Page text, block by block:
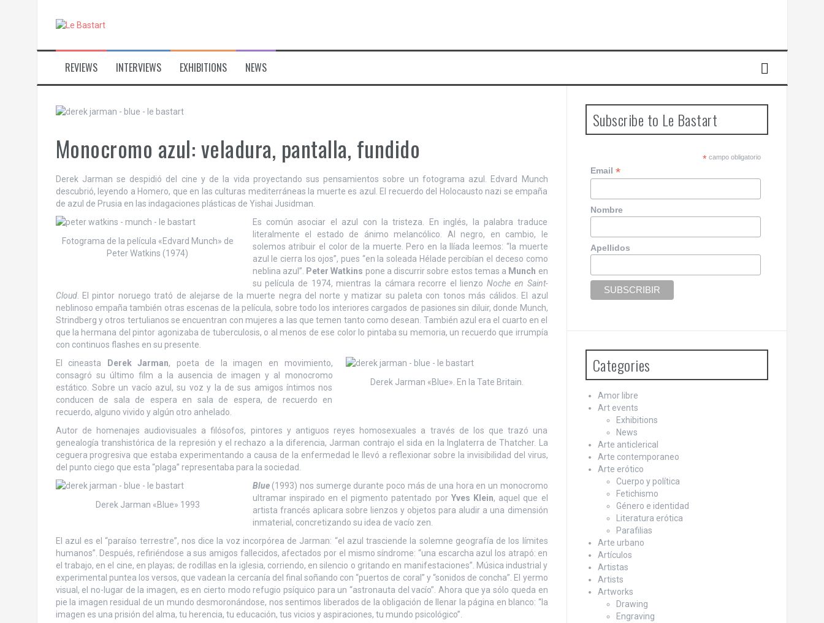
REVIEWS INTERVIEWS EXHIBITIONS NEWS
Monocromo azul: veladura, pantalla, fundido
Derek Jarman se despidió del cine y de la vida proyectando sus pensamientos sobre un fotograma azul. Edvard Munch
descubrió, leyendo a Homero, que en las culturas mediterráneas la muerte es azul. El recuerdo del Holocausto nazi se empaña
de azul de Prusia en las indagaciones plásticas de Yishai Jusidman.
Fotograma de la película «Edvard Munch» de
Peter Watkins (1974)
Es común asociar el azul con la tristeza. En inglés, la palabra traduce
literalmente el estado de ánimo melancólico. Al negro, en cambio, le
solemos atribuir el color de la muerte. Pero en la Ilíada leemos: “la muerte
azul le cierra los ojos”, pues “en la soleada Hélade percibían el deceso como
neblina azul”. Peter Watkins pone a discurrir sobre estos temas a Munch en
su película de 1974, mientras la cámara recorre el lienzoNoche en Saint-
Cloud. El pintor noruego trató de alejarse de la muerte negra del norte y matizar su paleta con tonos más cálidos. El azul
neblinoso empaña también otras escenas de la película, sobre todo los interiores cargados de pasiones sin diluir, donde Munch,
Strindberg y otros tertulianos se encuentran con mujeres a las que temen tanto como desean. También azul era el cuarto en el
que la hermana del pintor agonizaba de tuberculosis, o al menos de ese color lo pintaba su memoria, un recuerdo que irrumpía
con continuos flashes en su presente.
Derek Jarman «Blue». En la Tate Britain.
El cineasta Derek Jarman, poeta de la imagen en movimiento,
consagró su último film a la ausencia de imagen y al monocromo
estático. Sobre un vacío azul, su voz y la de sus amigos íntimos nos
conducen de sala de espera en sala de espera, de recuerdo en
recuerdo, alguno vivido y algún otro anhelado.
Autor de homenajes audiovisuales a filósofos, pintores y antiguos reyes homosexuales a través de los que trazó una
genealogía transhistórica de la represión y el rechazo a la diferencia, Jarman contrajo el sida en la Inglaterra de Thatcher. La
ceguera progresiva que estaba experimentando a causa de la enfermedad le llevó a reflexionar sobre la invisibilidad del virus,
del punto ciego que esta “plaga” representaba para la sociedad.
Derek Jarman «Blue» 1993
Blue (1993) nos sumerge durante poco más de una hora en un monocromo
ultramar inspirado en el pigmento patentado por Yves Klein, aquel que el
artista francés aplicara sobre lienzos y objetos para aludir a una dimensión
inmaterial, concretizando su idea de vacío zen.
El azul es el “paraíso terrestre”, nos dice la voz incorpórea de Jarman: “el azul trasciende la solemne geografía de los límites
humanos”. Después, refiriéndose a sus amigos fallecidos, afectados por el mismo síndrome: “una escarcha azul los atrapó: en
el trabajo, en el cine, en playas; de rodillas en la iglesia, corriendo, en silencio o gritando en manifestaciones”. Música industrial y
experimental puntea los versos, que vadean la cercanía del final soñando con “puertos de coral” y “sonidos de concha”. El yermo
visual, el no-lugar de la imagen, es en cierto modo refugio psíquico para un “astronauta del vacío”. Ahora que ya sólo queda en
pie la imagen residual de un mundo desmoronándose, nos sentimos liberados de la obligación de llenar la página en blanco: “la
imagen es una prisión del alma, tu herencia, tu educación, tus vicios y aspiraciones, tu mundo psicológico”.
Subscribe to Le Bastart
*campo obligatorio
Email*
Nombre
Apellidos
Categories
Amor libre
Art events
Exhibitions
News
Arte anticlerical
Arte contemporaneo
Arte erótico
Cuerpo y política
Fetichismo
Género e identidad
Literatura erótica
Parafilias
Arte urbano
Artículos
Artistas
Artists
Artworks
Drawing
Engraving